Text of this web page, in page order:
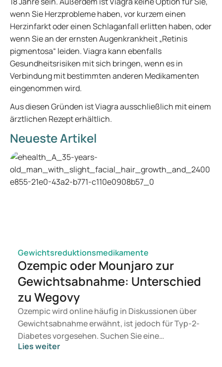
wenn Sie Herzprobleme haben, vor kurzem einen
Herzinfarkt oder einen Schlaganfall erlitten haben, oder
wenn Sie an der ernsten Augenkrankheit „Retinis
pigmentosa“ leiden. Viagra kann ebenfalls
Gesundheitsrisiken mit sich bringen, wenn es in
Verbindung mit bestimmten anderen Medikamenten
eingenommen wird.
Aus diesen Gründen ist Viagra ausschließlich mit einem
ärztlichen Rezept erhältlich.
Neueste Artikel
Gewichtsreduktionsmedikamente
Ozempic oder Mounjaro zur
Gewichtsabnahme: Unterschied
zu Wegovy
Ozempic wird online häufig in Diskussionen über
Gewichtsabnahme erwähnt, ist jedoch für Typ-2-
Diabetes vorgesehen. Suchen Sie eine
Behandlung zur Gewichtskontrolle, kommen eher
Lies weiter